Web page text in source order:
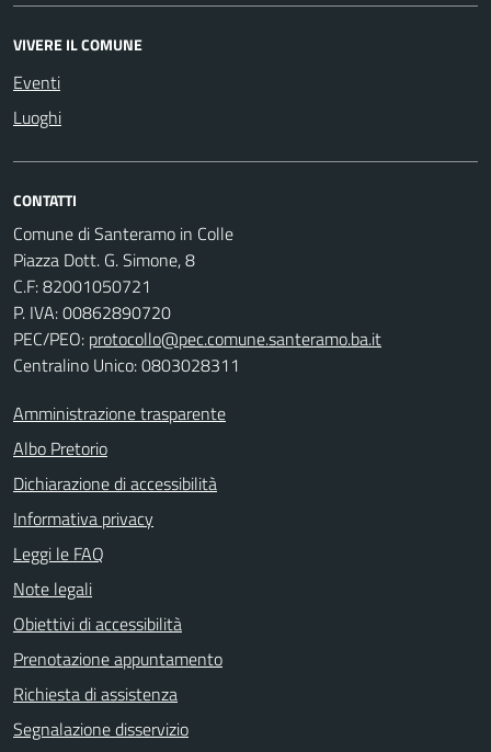
VIVERE IL COMUNE
Eventi
Luoghi
CONTATTI
Comune di Santeramo in Colle
Piazza Dott. G. Simone, 8
C.F:82001050721
P. IVA:00862890720
PEC/PEO: protocollo@pec.comune.santeramo.ba.it
Centralino Unico: 0803028311
Amministrazione trasparente
Albo Pretorio
Dichiarazione di accessibilità
Informativa privacy
Leggi le FAQ
Note legali
Obiettivi di accessibilità
Prenotazione appuntamento
Richiesta di assistenza
Segnalazione disservizio